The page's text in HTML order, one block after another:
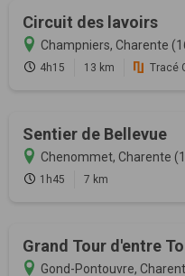
Circuit des lavoirs
Champniers, Charente
4h15 13 km Tracé
Sentier de Bellevue
Chenommet, Charente
1h45 7 km
Grand Tour d'entre
Gond-Pontouvre,